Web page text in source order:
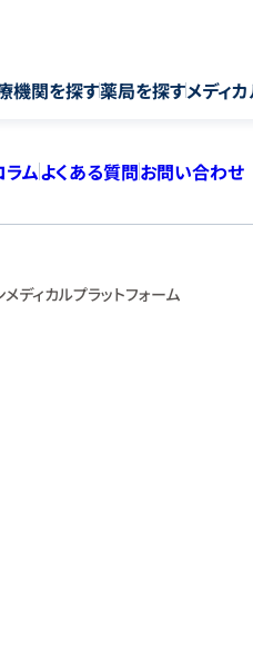
機関を探す薬局を探すメディ
ムよくある質問お問い合わせ
メディカルプラットフォーム